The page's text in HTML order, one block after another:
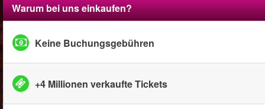
Warum bei uns einkaufen?
Keine Buchungsgebühren
+4 Millionen verkaufte Tickets